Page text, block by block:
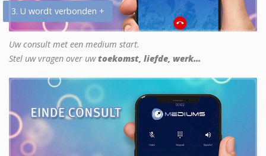
3. U wordt verbonden +
Uw consult met een medium start.
Stel uw vragen over uwtoekomst, liefde, werk...